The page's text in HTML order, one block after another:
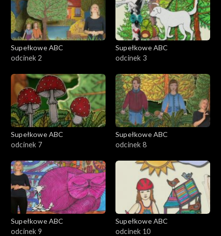
Supełkowe ABC
odcinek 2
Supełkowe ABC
odcinek 3
Supełkowe ABC
odcinek 7
Supełkowe ABC
odcinek 8
Supełkowe ABC
odcinek 9
Supełkowe ABC
odcinek 10